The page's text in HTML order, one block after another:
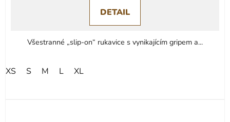
DETAIL
Všestranné „slip-on“ rukavice s vynikajícím gripem a...
XS S M L XL